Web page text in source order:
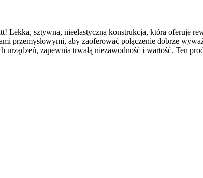
sztywna, nieelastyczna konstrukcja, która oferuje
przemysłowymi, aby zaoferować połączenie dobrze
urządzeń, zapewnia trwałą niezawodność i wartość. Ten